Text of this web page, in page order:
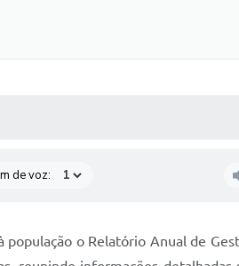
de voz:
o Relatório Anual de